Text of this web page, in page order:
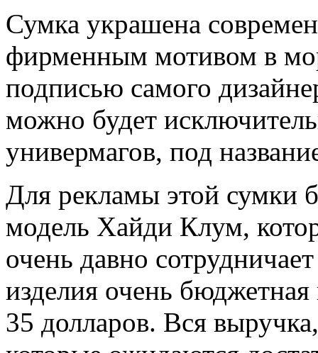
Сумка украшена
фирменным мотивом в
подписью самого
можно будет
универмагов, под
Для рекламы этой сумки
модель Хайди Клум,
очень давно
изделия очень бюджетная
35 долларов. Вся